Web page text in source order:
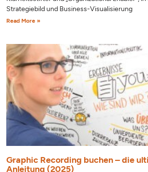
Strategiebild und Business-Visualisierung
Read More »
Graphic Recording buchen – die
Anleitung (2025)